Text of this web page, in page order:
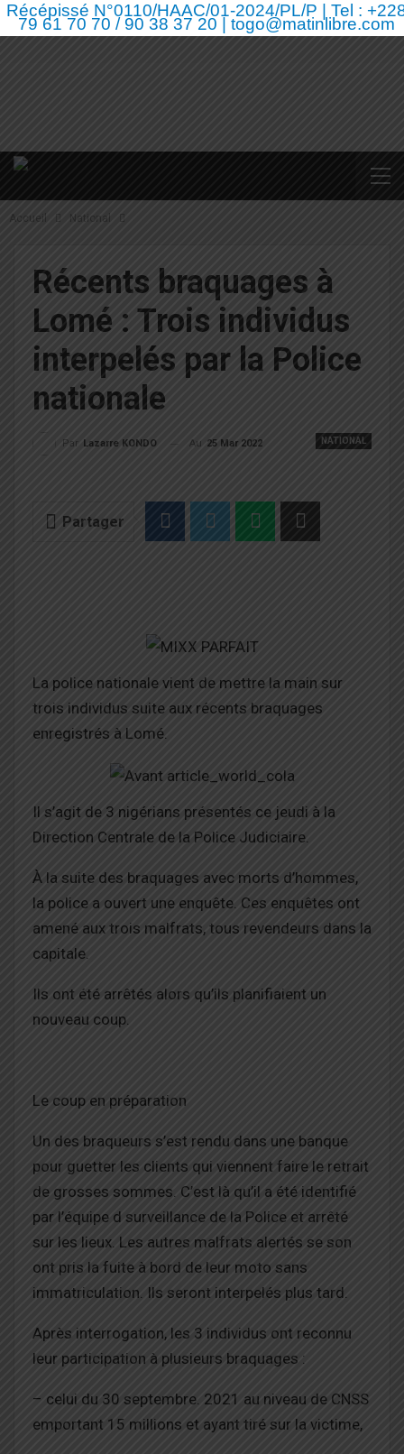
Récépissé N°0110/HAAC/01-2024/PL/P | Tel :
79 61 70 70 / 90 38 37 20 | togo@matinlibre.com
Accueil National
Récents braquages à
Lomé : Trois individus
interpelés par la Police
nationale
NATIONAL
Par Lazarre KONDO Au 25 Mar 2022
Partager
La police nationale vient de mettre la main sur
trois individus suite aux récents braquages
enregistrés à Lomé.
Il s’agit de 3 nigérians présentés ce jeudi à la
Direction Centrale de la Police Judiciaire.
À la suite des braquages avec morts d’hommes,
la police a ouvert une enquête. Ces enquêtes ont
amené aux trois malfrats, tous revendeurs dans la
capitale.
Ils ont été arrêtés alors qu’ils planifiaient un
nouveau coup.
Le coup en préparation
Un des braqueurs s’est rendu dans une banque
pour guetter les clients qui viennent faire le retrait
de grosses sommes. C’est là qu’il a été identifié
par l’équipe d surveillance de la Police et arrêté
sur les lieux. Les autres malfrats alertés se son
ont pris la fuite à bord de leur moto sans
immatriculation. Ils seront interpelés plus tard.
Après interrogation, les 3 individus ont reconnu
leur participation à plusieurs braquages :
– celui du 30 septembre. 2021 au niveau de CNSS
emportant 15 millions et ayant tiré sur la victime,